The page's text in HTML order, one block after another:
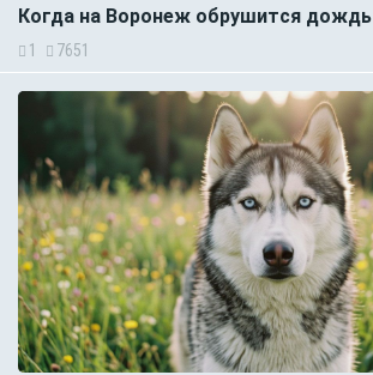
Когда на Воронеж обрушится дождь
1 7651